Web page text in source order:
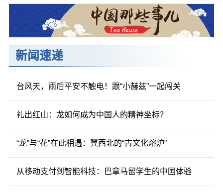
新闻速递
台风天，雨后平安不触电！跟“小赫兹”一起闯关
礼出红山：龙如何成为中国人的精神坐标？
“龙”与“花”在此相遇：冀西北的“古文化熔炉”
从移动支付到智能科技：巴拿马留学生的中国体验